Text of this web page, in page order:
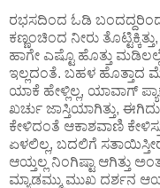
ರಭಸದಿಂದ ಓಡಿ
ಕಣ್ಣಂಚಿಂದ ನೀರು
ಹಾಗೇ ಎಷ್ಟೊ ಹೊತ್ತು
ಇಲ್ಲದಂತೆ. ಬಹಳ ಹೊತ್ತಾದ
ಯಾಕೆ ಹೇಳ್ಲಿಲ್ಲ, ಯಾವಾಗ್
ಖರ್ಚು ಜಾಸ್ತಿಯಾಗಿತ್ತು,
ಕೇಳಿದಂತೆ ಆಕಾಶವಾಣಿ
ಏಳಲಿಲ್ಲ, ಬದಲಿಗೆ
ಆಯ್ತಲ್ಲ ನಿಂಗಿಷ್ಟಾ ಆಗಿತ್ತು
ಮ್ಯಾಡಮ್ಮು ಮುಖ ದರ್ಶನ